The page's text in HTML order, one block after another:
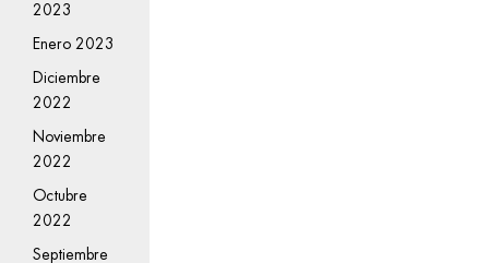
2023
Enero 2023
Diciembre
2022
Noviembre
2022
Octubre
2022
Septiembre